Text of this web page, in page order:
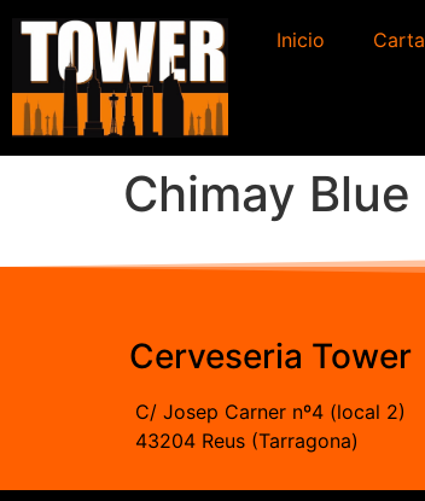
Inicio Carta
Chimay Blue
Cerveseria Tower
C/ Josep Carner nº4 (local 2)
43204 Reus (Tarragona)